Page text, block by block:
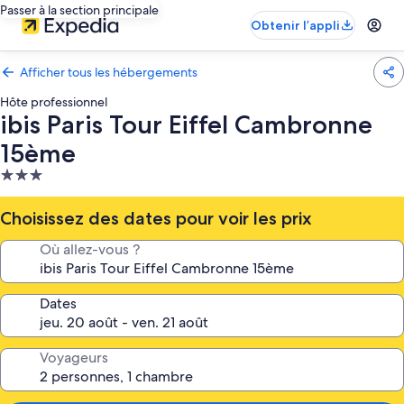
Passer à la section principale
Obtenir l’appli
Afficher tous les hébergements
Hôte professionnel
ibis Paris Tour Eiffel Cambronne
15ème
Hébergement
3.0 étoiles
Choisissez des dates pour voir les prix
Où allez-vous ?
Dates
Voyageurs